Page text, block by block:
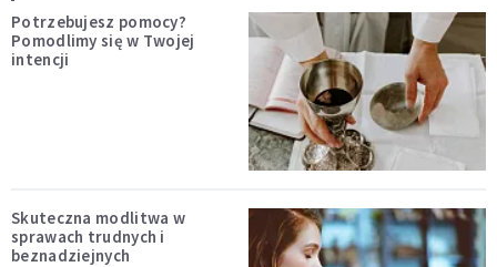
Potrzebujesz pomocy?
Pomodlimy się w Twojej
intencji
Skuteczna modlitwa w
sprawach trudnych i
beznadziejnych